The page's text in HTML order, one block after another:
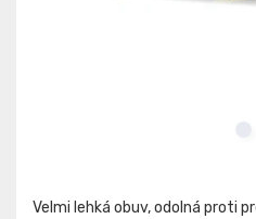
Velmi lehká obuv, odolná proti